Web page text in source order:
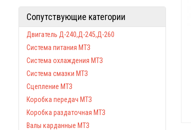
Сопутствующие категории
Двигатель Д-240,Д-245,Д-260
Система питания МТЗ
Система охлаждения МТЗ
Система смазки МТЗ
Сцепление МТЗ
Коробка передач МТЗ
Коробка раздаточная МТЗ
Валы карданные МТЗ